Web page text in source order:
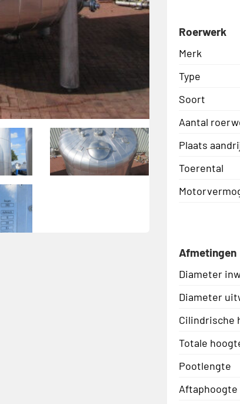
Roerwerk
Merk
Type
Soort
Aantal
Plaats
Toerental
Afmetingen
Diameter
Diameter
Cilindrische
Totale
Pootlengte
Aftaphoogte